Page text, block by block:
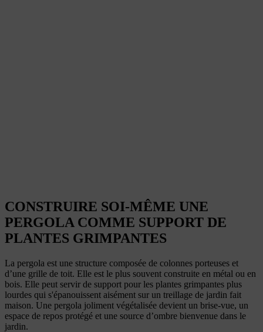
CONSTRUIRE SOI-MÊME UNE
PERGOLA COMME SUPPORT DE
PLANTES GRIMPANTES
La pergola est une structure composée de colonnes porteuses et
d’une grille de toit. Elle est le plus souvent construite en métal ou en
bois. Elle peut servir de support pour les plantes grimpantes plus
lourdes qui s'épanouissent aisément sur un treillage de jardin fait
maison. Une pergola joliment végétalisée devient un brise-vue, un
espace de repos protégé et une source d’ombre bienvenue dans le
jardin.